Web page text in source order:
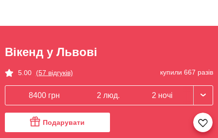
Вікенд у Львові
5.00 (57 відгуків) купили 667 разів
8400 грн 2 люд. 2 ночі
Подарувати